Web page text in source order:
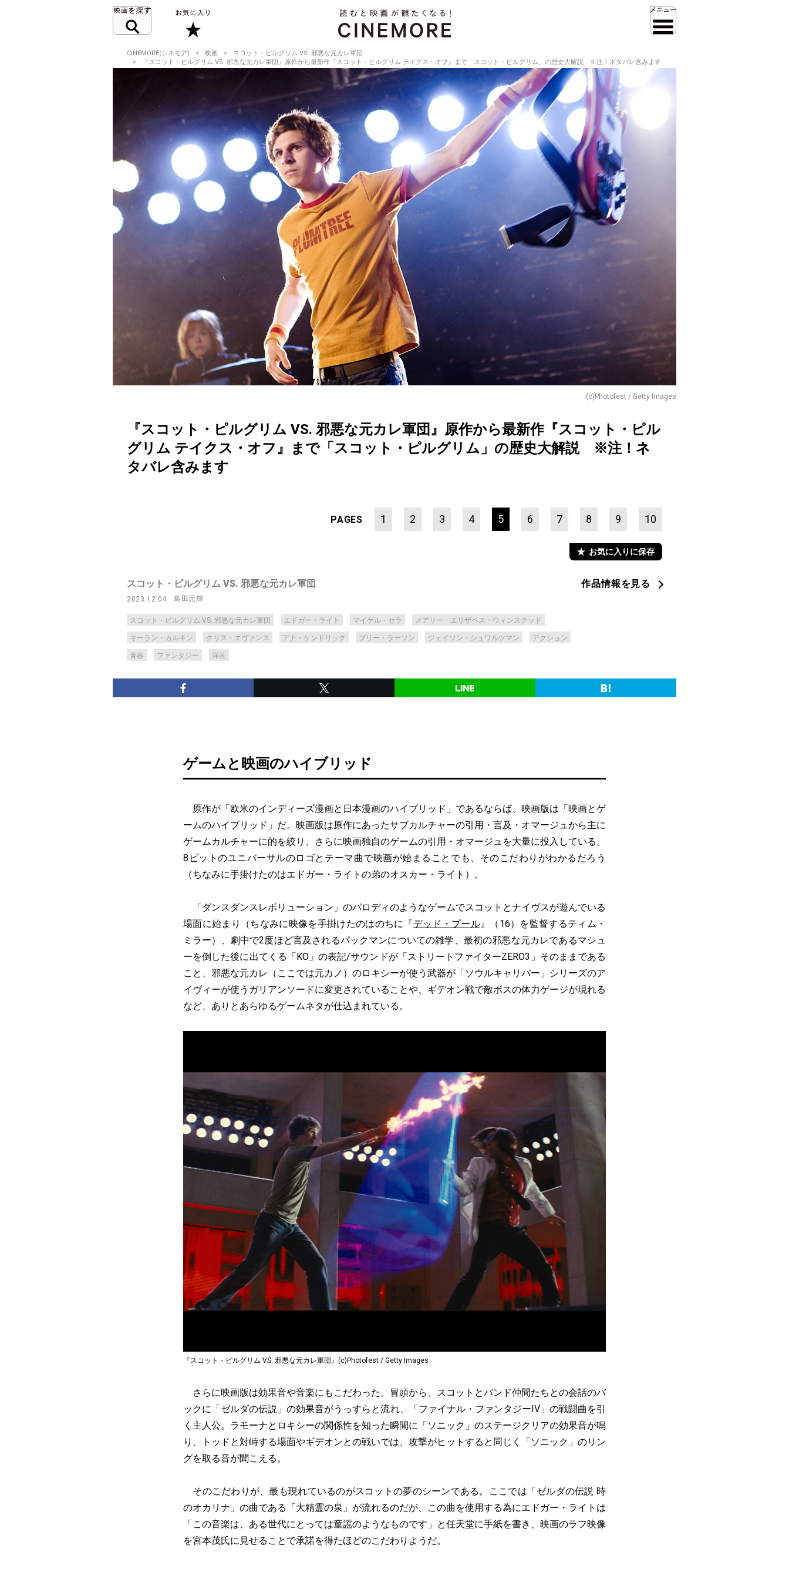
CINEMORE(シネモア) 映画
スコット・ピルグリム VS. 邪悪な元カレ軍団
『スコット・ピルグリム VS. 邪悪な元カレ軍団』原作から最新作『スコット・ピルグリム テイクス・オフ』まで「スコット・ピルグリム」の歴史大解説 ※注！ネタバレ含みます
(c)Photofest / Getty Images
『スコット・ピルグリム VS. 邪悪な元カレ軍団』原作から最新作『スコット・ピル
グリム テイクス・オフ』まで「スコット・ピルグリム」の歴史大解説 ※注！ネ
タバレ含みます
PAGES 1 2 3 4 5 6 7 8 9 10
お気に入りに保存
スコット・ピルグリム VS. 邪悪な元カレ軍団
2023.12.04 島田元輝
スコット・ピルグリム VS. 邪悪な元カレ軍団 エドガー・ライト マイケル・セラ メアリー・エリザベス・ウィンステッド
キーラン・カルキン クリス・エヴァンス アナ・ケンドリック ブリー・ラーソン ジェイソン・シュワルツマン アクション
青春 ファンタジー 洋画
作品情報を見る
ゲームと映画のハイブリッド
原作が「欧米のインディーズ漫画と日本漫画のハイブリッド」であるならば、映画版は「映画とゲ
ームのハイブリッド」だ。映画版は原作にあったサブカルチャーの引用・言及・オマージュから主に
ゲームカルチャーに的を絞り、さらに映画独自のゲームの引用・オマージュを大量に投入している。
8ビットのユニバーサルのロゴとテーマ曲で映画が始まることでも、そのこだわりがわかるだろう
（ちなみに手掛けたのはエドガー・ライトの弟のオスカー・ライト）。
「ダンスダンスレボリューション」のパロディのようなゲームでスコットとナイヴスが遊んでいる
場面に始まり（ちなみに映像を手掛けたのはのちに『デッド・プール』（16）を監督するティム・
ミラー）、劇中で2度ほど言及されるパックマンについての雑学、最初の邪悪な元カレであるマシュ
ーを倒した後に出てくる「KO」の表記/サウンドが「ストリートファイターZERO3」そのままである
こと、邪悪な元カレ（ここでは元カノ）のロキシーが使う武器が「ソウルキャリバー」シリーズのア
イヴィーが使うガリアンソードに変更されていることや、ギデオン戦で敵ボスの体力ゲージが現れる
など、ありとあらゆるゲームネタが仕込まれている。
『スコット・ピルグリム VS. 邪悪な元カレ軍団』(c)Photofest / Getty Images
さらに映画版は効果音や音楽にもこだわった。冒頭から、スコットとバンド仲間たちとの会話のバ
ックに「ゼルダの伝説」の効果音がうっすらと流れ、「ファイナル・ファンタジーIV」の戦闘曲を引
く主人公。ラモーナとロキシーの関係性を知った瞬間に「ソニック」のステージクリアの効果音が鳴
り、トッドと対峙する場面やギデオンとの戦いでは、攻撃がヒットすると同じく「ソニック」のリン
グを取る音が聞こえる。
そのこだわりが、最も現れているのがスコットの夢のシーンである。ここでは「ゼルダの伝説 時
のオカリナ」の曲である「大精霊の泉」が流れるのだが、この曲を使用する為にエドガー・ライトは
「この音楽は、ある世代にとっては童謡のようなものです」と任天堂に手紙を書き、映画のラフ映像
を宮本茂氏に見せることで承諾を得たほどのこだわりようだ。